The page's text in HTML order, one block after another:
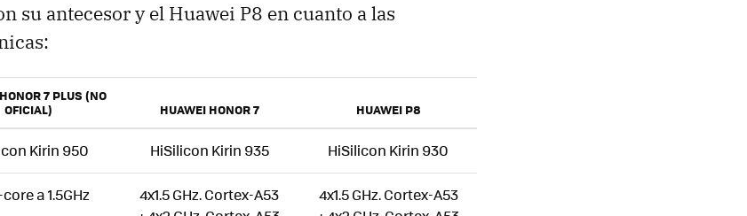
su antecesor y el Huawei P8 en cuanto a las
7 PLUS (NO
OFICIAL)
HUAWEI HONOR 7 HUAWEI P8
Kirin 950 HiSilicon Kirin 935 HiSilicon Kirin 930
a 1.5GHz
4x1.5 GHz. Cortex-A53
4x1.5 GHz. Cortex-A53